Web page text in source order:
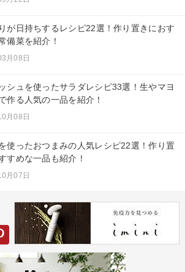
が日持ちするレシピ22選！作り置きにおす
備菜を紹介！
月08日
シュを使ったサラダレシピ33選！生やマヨ
作る人気の一品を紹介！
月08日
使ったおつまみの人気レシピ22選！作り置
すめな一品も紹介！
月07日